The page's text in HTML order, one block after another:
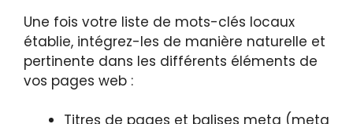
Une fois votre liste de mots-clés locaux
établie, intégrez-les de manière naturelle et
pertinente dans les différents éléments de
vos pages web :
Titres de pages et balises meta (meta